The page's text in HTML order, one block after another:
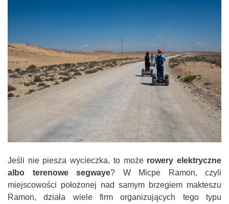
Jeśli nie piesza wycieczka, to może rowery elektryczne
albo terenowe segwaye? W Micpe Ramon, czyli
miejscowości położonej nad samym brzegiem makteszu
Ramon, działa wiele firm organizujących tego typu